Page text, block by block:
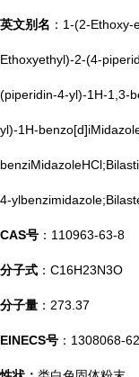
英文别名 ：1-(2-
Ethoxyethyl)-2-(4-
(piperidin-4-yl)-1H-1,3-
yl)-1H-
4-
CAS号 ：110963-63-8
分子式 ：C16H23N3O
分子量 ：273.37
EINECS号 ：1308068-